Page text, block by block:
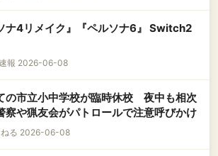
ナ4リメイク』『ペルソナ6』 Switch2
報 2026-06-08
の市立小中学校が臨時休校 夜中も相次
や猟友会がパトロールで注意呼びかけ
ねる 2026-06-08